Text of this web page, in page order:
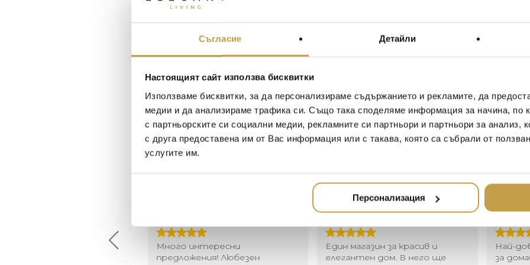
Съгласие Детайли
Настоящият сайт използва бисквитки
Използваме бисквитки, за да персонализираме съдържанието и рекламите, да
медии и да анализираме трафика си. Също така споделяме информация за начина, по
с партньорските си социални медии, рекламните си партньори и партньори за анализ,
с друга предоставена им от Вас информация или с такава, която са събрали от
услугите им.
Персонализация
онези чувства на
The Vintage Bloom
nature as inspired by
metals and delicate
“I found a forgotten piece
linen that had faded ever-
floral pattern reminded
around the house. The
feelings of nostalgia and
Много интересни
предложения! Любезен
Иван Иванов
2020-05-20
Един магазин за красив и
елегантен дом. В него ще
Най-
за